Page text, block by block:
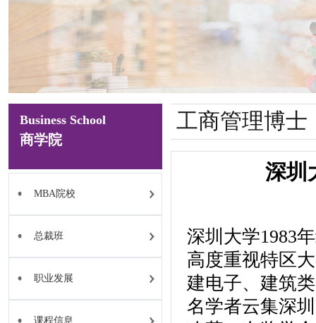
Business School
商学院
MBA院校
总裁班
职业发展
课程信息
工商管理博士
深圳
深圳大学1983
高度重视特区
建电子、建筑
名学者云集深